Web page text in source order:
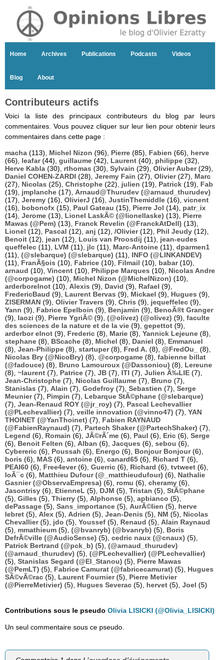
Home Archives Publications Podcasts Videos
Blog About
Contributeurs actifs
Voici la liste des principaux contributeurs du blog par leurs
commentaires. Vous pouvez cliquer sur leur lien pour obtenir leurs
commentaires dans cette page :
macha (113), Michel Nizon (96), Pierre (85), Fabien (66), herve
(66), leafar(44), guillaume (42), Laurent (40), philippe (32),
Herve Kabla (30), rthomas (30), Sylvain (29), Olivier Auber(29),
Daniel COHEN-ZARDI (28), Jeremy Fain (27), Olivier(27), Marc
(27), Nicolas (25), Christophe (22), julien (19), Patrick (19), Fab
(19), jmplanche (17), Arnaud@Thurudev (@arnaud_thurudev)
(17), Jeremy (16), OlivierJ (16), JustinThemiddle (16), vicnent
(16), bobonofx (15), Paul Gateau (15), Pierre Jol (14), patr_ix
(14), Jerome (13), Lionel LaskÃ© (@lionellaske) (13), Pierre
Mawas (@Pem) (13), Franck Revelin (@FranckAtDell) (13),
Lionel (12), Pascal (12), anj (12), /Olivier(12), Phil Jeudy (12),
Benoit (12), jean (12), Louis van Proosdij (11), jean-eudes
queffelec (11), LVM (11), jlc (11), Marc-Antoine (11), dparmen1
(11), (@slebarque) (@slebarque) (11), INFO (@LINKANDEV)
(11), FranÃ§ois (10), Fabrice (10), Filmail (10), babar(10),
arnaud (10), Vincent (10), Philippe Marques (10), Nicolas Andre
(@corpogame) (10), Michel Nizon (@MichelNizon) (10),
arderborelnot (10), Alexis (9), David (9), Rafael (9),
FredericBaud (9), Laurent Bervas (9), Mickael (9), Hugues (9),
ZISERMAN (9), Olivier Travers (9), Chris (9), jequeffelec (9),
Yann (9), Fabrice Epelboin (9), Benjamin (9), BenoÃ®t Granger
(9), laozi (9), Pierre YgriÃ© (9), (@olivez) (@olivez) (9), faculte
des sciences de la nature et de la vie (9), gepettot (9),
arderbor elnot (9), Frederic (8), Marie (8), Yannick Lejeune (8),
stephane (8), BScache (8), Michel (8), Daniel (8), Emmanuel
(8), Jean-Philippe (8), startuper(8), Fred A. (8), @FredOu_
(8),
Nicolas Bry (@NicoBry) (8), @corpogame (8), fabienne billat
(@fadouce) (8), Bruno Lamouroux (@Dassoniou) (8), Lereune
(8), ~laurent (7), Patrice (7), JB (7), ITI (7), Julien Ã‰LIE (7),
Jean-Christophe (7), Nicolas Guillaume (7), Bruno (7),
Stanislas (7), Alain (7), Godefroy (7), Sebastien (7), Serge
Meunier(7), Pimpin (7), Lebarque StÃ©phane (@slebarque)
(7), Jean-Renaud ROY (@jr_roy) (7), Pascal Lechevallier
(@PLechevallier) (7), veille innovation (@vinno47) (7), YAN
THOINET (@YanThoinet) (7), Fabien RAYNAUD
(@FabienRaynaud) (7), Partech Shaker (@PartechShaker) (7),
Legend (6), Romain (6), JÃ©rÃ´me (6), Paul (6), Eric (6), Serge
(6), Benoit Felten (6), Alban (6), Jacques (6), sebou (6),
Cybereric (6), Poussah (6), Energo (6), Bonjour Bonjour(6),
boris (6), MAS (6), antoine (6), canard65 (6), Richard T (6),
PEAI60 (6), Free4ever(6), Guerric (6), Richard (6), tvtweet (6),
loÃ¯c (6), Matthieu Dufour (@_matthieudufour) (6), Nathalie
Gasnier (@ObservaEmpresa) (6), romu (6), cheramy (6),
Jasontrisy (6), EtienneL (5), DJM (5), Tristan (5), StÃ©phane
(5), Gilles (5), Thierry (5), Alphonse (5), apbianco (5),
dePassage (5), Sans_importance (5), AurÃ©lien (5), herve
lebret (5), Alex (5), Adrien (5), Jean-Denis (5), NM (5), Nicolas
Chevallier(5), jdo (5), Youssef (5), Renaud (5), Alain Raynaud
(5), mmathieum (5), (@bvanryb) (@bvanryb) (5), Boris
DefrÃ©ville (@AudioSense) (5), cedric naux (@cnaux) (5),
Patrick Bertrand (@pck_b) (5), (@arnaud_thurudev)
(@arnaud_thurudev) (5), (@PLechevallier) (@PLechevallier)
(5), Stanislas Segard (@El_Stanou) (5), Pierre Mawas
(@PemLT) (5), Fabrice Camurat (@fabricecamurat) (5), Hugues
SÃ©vÃ©rac (5), Laurent Fournier(5), Pierre Metivier
(@PierreMetivier) (5), Hugues Severac (5), hervet (5), Joel (5)
Contributions sous le pseudo Olivia LISICKI (@Olivia_LISICKI)
Un seul commentaire sous ce pseudo.